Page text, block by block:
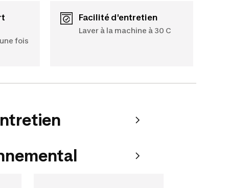
fois
Facilité d'entretien
Laver à la machine à 30 C